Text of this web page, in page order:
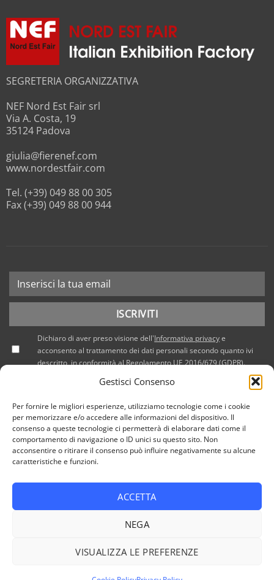
Gestisci Consenso
Per fornire le migliori esperienze, utilizziamo tecnologie come i cookie
per memorizzare e/o accedere alle informazioni del dispositivo. Il
consenso a queste tecnologie ci permetterà di elaborare dati come il
comportamento di navigazione o ID unici su questo sito. Non
acconsentire o ritirare il consenso può influire negativamente su alcune
caratteristiche e funzioni.
ACCETTA
NEGA
VISUALIZZA LE PREFERENZE
SEGRETERIA ORGANIZZATIVA
NEF Nord Est Fair srl
Via A. Costa, 19
35124 Padova
giulia@fierenef.com
www.nordestfair.com
Tel. (+39) 049 88 00 305
Fax (+39) 049 88 00 944
Dichiaro di aver preso visione dell'Informativa privacye
acconsento al trattamento dei dati personali secondo quanto ivi
descritto, in conformità al Regolamento UE 2016/679 (GDPR).
PRIVACY POLICY COOKIE POLICY (UE)
Copyright 2026 © Tutti i diritti riservati / NEF Nord Est Fair srl
- fax +39 049 8800944 - email: giulia@fierenef.com / p.iva &